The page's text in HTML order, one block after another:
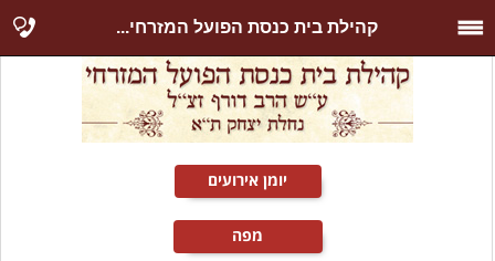
קהילת בית כנסת הפועל המזרחי...
מפה
יומן אירועים